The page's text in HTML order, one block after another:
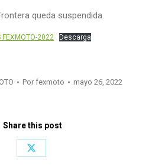
queda suspendida.
FEXMOTO-2022 Descarga
Por fexmoto mayo 26, 2022
Share this post
Share